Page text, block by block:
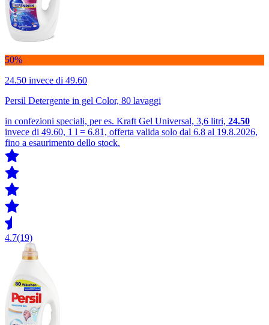
50%
24.50 invece di 49.60
Persil Detergente in gel Color, 80 lavaggi
in confezioni speciali, per es. Kraft Gel Universal, 3,6 litri, 24.50
invece di 49.60, 1 l = 6.81, offerta valida solo dal 6.8 al 19.8.2026,
fino a esaurimento dello stock.
4.7(19)